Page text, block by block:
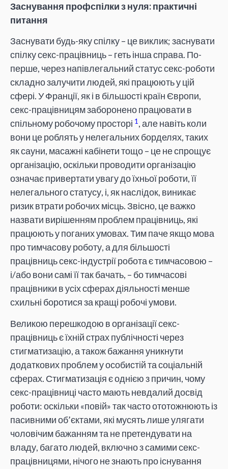
Заснування профспілки з нуля: практичні
питання
Заснувати будь-яку спілку – це виклик; заснувати
спілку секс-працівниць – геть інша справа. По-
перше, через напівлегальний статус секс-роботи
складно залучити людей, які працюють у цій
сфері. У Франції, як і в більшості країн Європи,
секс-працівницям заборонено працювати в
спільному робочому просторі 1 , але навіть коли
вони це роблять у нелегальних борделях, таких
як сауни, масажні кабінети тощо – це не спрощує
організацію, оскільки проводити організацію
означає привертати увагу до їхньої роботи, її
нелегального статусу, і, як наслідок, виникає
ризик втрати робочих місць. Звісно, це важко
назвати вирішенням проблем працівниць, які
працюють у поганих умовах. Тим паче якщо мова
про тимчасову роботу, а для більшості
працівниць секс-індустрії робота є тимчасовою –
і/або вони самі її так бачать, – бо тимчасові
працівники в усіх сферах діяльності менше
схильні боротися за кращі робочі умови.
Великою перешкодою в організації секс-
працівниць є їхній страх публічності через
стигматизацію, а також бажання уникнути
додаткових проблем у особистій та соціальній
сферах. Стигматизація є однією з причин, чому
секс-працівниці часто мають невдалий досвід
роботи: оскільки «повій» так часто ототожнюють із
пасивними об’єктами, які мусять лише улягати
чоловічим бажанням та не претендувати на
владу, багато людей, включно з самими секс-
працівницями, нічого не знають про існування